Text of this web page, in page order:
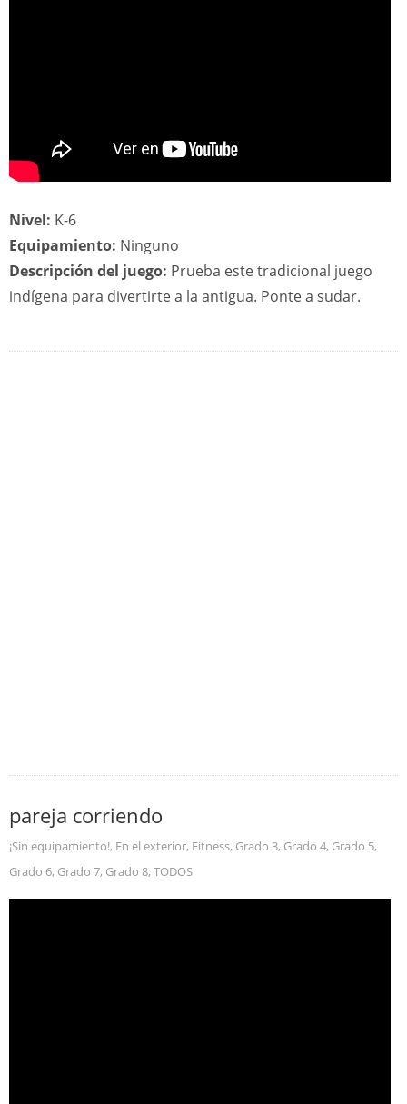
Nivel: K-6
Equipamiento: Ninguno
Descripción del juego: Prueba este tradicional juego
indígena para divertirte a la antigua. Ponte a sudar.
pareja corriendo
¡Sin equipamiento!, En el exterior, Fitness, Grado 3, Grado 4, Grado 5,
Grado 6, Grado 7, Grado 8, TODOS